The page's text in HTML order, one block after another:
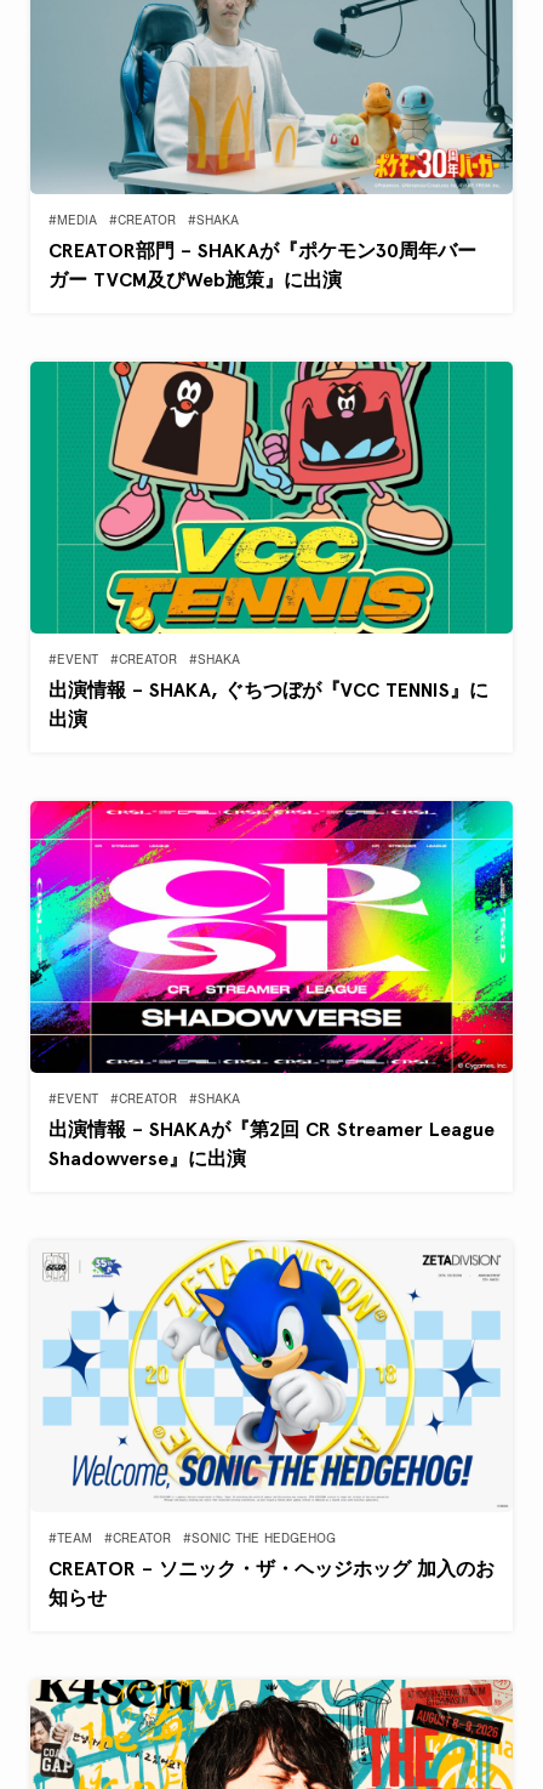
#MEDIA #CREATOR #SHAKA
CREATOR部門 – SHAKAが『ポケモン30周年バー
ガー TVCM及びWeb施策』に出演
#EVENT #CREATOR #SHAKA
出演情報 – SHAKA, ぐちつぼが『VCC TENNIS』に
出演
#EVENT #CREATOR #SHAKA
出演情報 – SHAKAが『第2回 CR Streamer League
Shadowverse』に出演
#TEAM #CREATOR #SONIC THE HEDGEHOG
CREATOR – ソニック・ザ・ヘッジホッグ 加入のお
知らせ